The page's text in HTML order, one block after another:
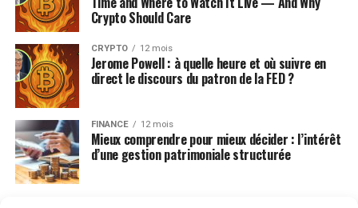
Crypto Should Care
CRYPTO 12 mois
Jerome Powell : à quelle heure et où suivre en
direct le discours du patron de la FED ?
FINANCE 12 mois
Mieux comprendre pour mieux décider : l’intérêt
d’une gestion patrimoniale structurée